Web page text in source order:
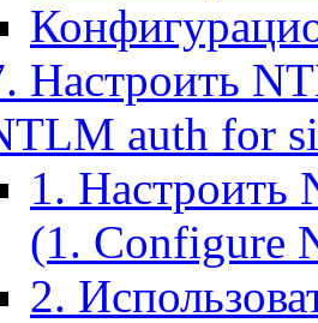
Настроить
auth for
1. Настроить
(1. Configure
2.